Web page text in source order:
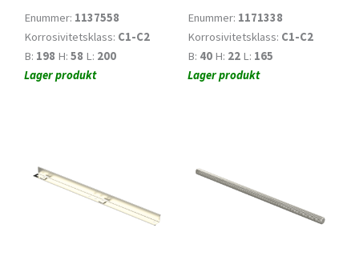
Enummer: 1137558
Korrosivitetsklass: C1-C2
B: 198 H: 58 L: 200
Lager produkt
Enummer: 1171338
Korrosivitetsklass: C1-C2
B: 40 H: 22 L: 165
Lager produkt